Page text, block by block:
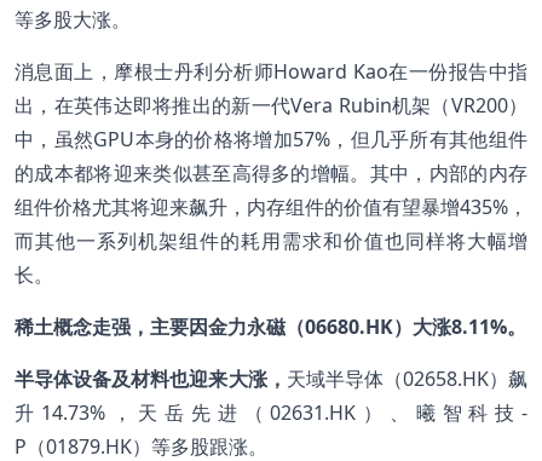
等多股大涨。
消息面上，摩根士丹利分析师Howard Kao在一份报告中指
出，在英伟达即将推出的新一代Vera Rubin机架（VR200）
中，虽然GPU本身的价格将增加57%，但几乎所有其他组件
的成本都将迎来类似甚至高得多的增幅。其中，内部的内存
组件价格尤其将迎来飙升，内存组件的价值有望暴增435%，
而其他一系列机架组件的耗用需求和价值也同样将大幅增
长。
稀土概念走强，主要因金力永磁（06680.HK）大涨8.11%。
半导体设备及材料也迎来大涨， 天域半导体（02658.HK）飙
升14.73%，天岳先进（02631.HK）、曦智科技-
P（01879.HK）等多股跟涨。